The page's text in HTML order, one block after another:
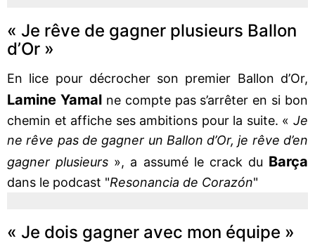
« Je rêve de gagner plusieurs Ballon
d’Or »
En lice pour décrocher son premier Ballon d’Or,
Lamine Yamalne compte pas s’arrêter en si bon
chemin et affiche ses ambitions pour la suite. « Je
ne rêve pas de gagner un Ballon d’Or, je rêve d’en
gagner plusieurs », a assumé le crack du Barça
dans le podcast "Resonancia de Corazón"
« Je dois gagner avec mon équipe »